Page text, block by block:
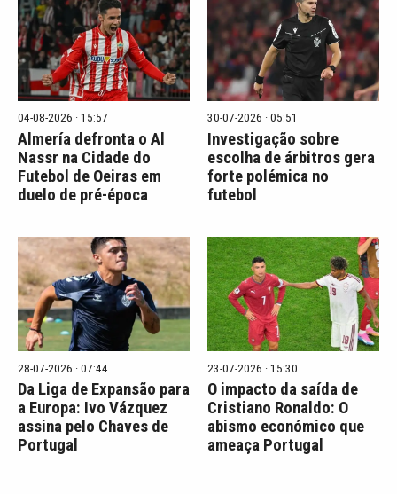
04-08-2026 · 15:57
Almería defronta o Al
Nassr na Cidade do
Futebol de Oeiras em
duelo de pré-época
30-07-2026 · 05:51
Investigação sobre
escolha de árbitros gera
forte polémica no
futebol
28-07-2026 · 07:44
Da Liga de Expansão para
a Europa: Ivo Vázquez
assina pelo Chaves de
Portugal
23-07-2026 · 15:30
O impacto da saída de
Cristiano Ronaldo: O
abismo económico que
ameaça Portugal